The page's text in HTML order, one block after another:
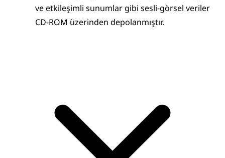
ve etkileşimli sunumlar gibi sesli-görsel veriler
CD-ROM üzerinden depolanmıştır.